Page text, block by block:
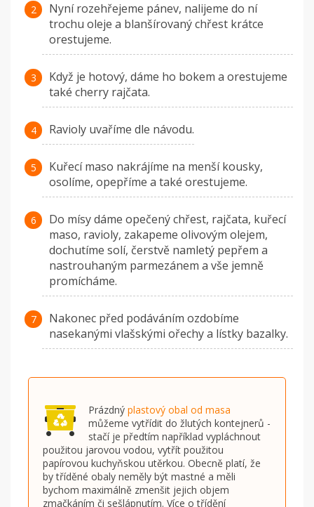
Nyní rozehřejeme pánev, nalijeme do ní
trochu oleje a blanšírovaný chřest krátce
orestujeme.
Když je hotový, dáme ho bokem a orestujeme
také cherry rajčata.
Ravioly uvaříme dle návodu.
Kuřecí maso nakrájíme na menší kousky,
osolíme, opepříme a také orestujeme.
Do mísy dáme opečený chřest, rajčata, kuřecí
maso, ravioly, zakapeme olivovým olejem,
dochutíme solí, čerstvě namletý pepřem a
nastrouhaným parmezánem a vše jemně
promícháme.
Nakonec před podáváním ozdobíme
nasekanými vlašskými ořechy a lístky bazalky.
Prázdný plastový obal od masa
můžeme vytřídit do žlutých kontejnerů -
stačí je předtím například vypláchnout
použitou jarovou vodou, vytřít použitou
papírovou kuchyňskou utěrkou. Obecně platí, že
by tříděné obaly neměly být mastné a měli
bychom maximálně zmenšit jejich objem
zmačkáním či sešlápnutím. Více o třídění